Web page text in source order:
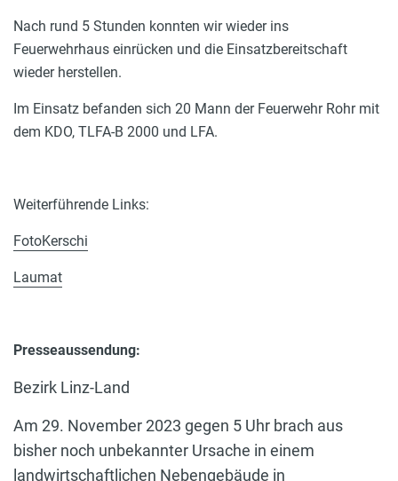
Nach rund 5 Stunden konnten wir wieder ins
Feuerwehrhaus einrücken und die Einsatzbereitschaft
wieder herstellen.
Im Einsatz befanden sich 20 Mann der Feuerwehr Rohr mit
dem KDO, TLFA-B 2000 und LFA.
Weiterführende Links:
FotoKerschi
Laumat
Presseaussendung:
Bezirk Linz-Land
Am 29. November 2023 gegen 5 Uhr brach aus
bisher noch unbekannter Ursache in einem
landwirtschaftlichen Nebengebäude in